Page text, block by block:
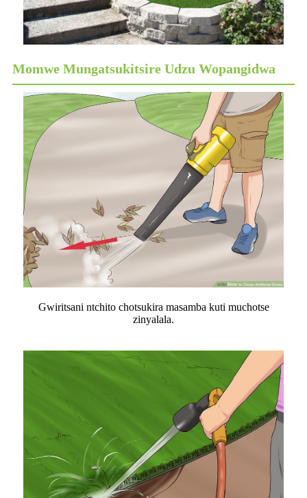
Momwe Mungatsukitsire Udzu Wopangidwa
Gwiritsani ntchito chotsukira masamba kuti muchotse
zinyalala.